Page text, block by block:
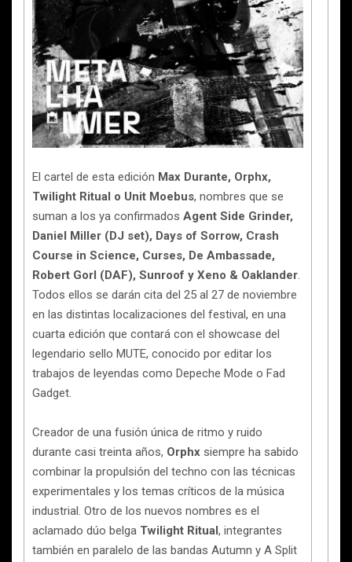
El cartel de esta edición Max Durante, Orphx,
Twilight Ritual o Unit Moebus, nombres que se
suman a los ya confirmados Agent Side Grinder,
Daniel Miller (DJ set), Days of Sorrow, Crash
Course in Science, Curses, De Ambassade,
Robert Gorl (DAF), Sunroof y Xeno & Oaklander.
Todos ellos se darán cita del 25 al 27 de noviembre
en las distintas localizaciones del festival, en una
cuarta edición que contará con el showcase del
legendario sello MUTE, conocido por editar los
trabajos de leyendas como Depeche Mode o Fad
Gadget.
Creador de una fusión única de ritmo y ruido
durante casi treinta años, Orphx siempre ha sabido
combinar la propulsión del techno con las técnicas
experimentales y los temas críticos de la música
industrial. Otro de los nuevos nombres es el
aclamado dúo belga Twilight Ritual, integrantes
también en paralelo de las bandas Autumn y A Split